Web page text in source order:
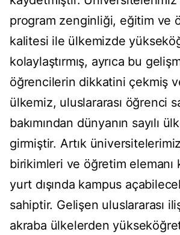
program zenginliği, eğitim ve
kalitesi ile ülkemizde
kolaylaştırmış, ayrıca bu
öğrencilerin dikkatini çekmiş
ülkemiz, uluslararası öğrenci
bakımından dünyanın sayılı
girmiştir. Artık
birikimleri ve öğretim elemanı
yurt dışında kampus
sahiptir. Gelişen uluslararası
akraba ülkelerden